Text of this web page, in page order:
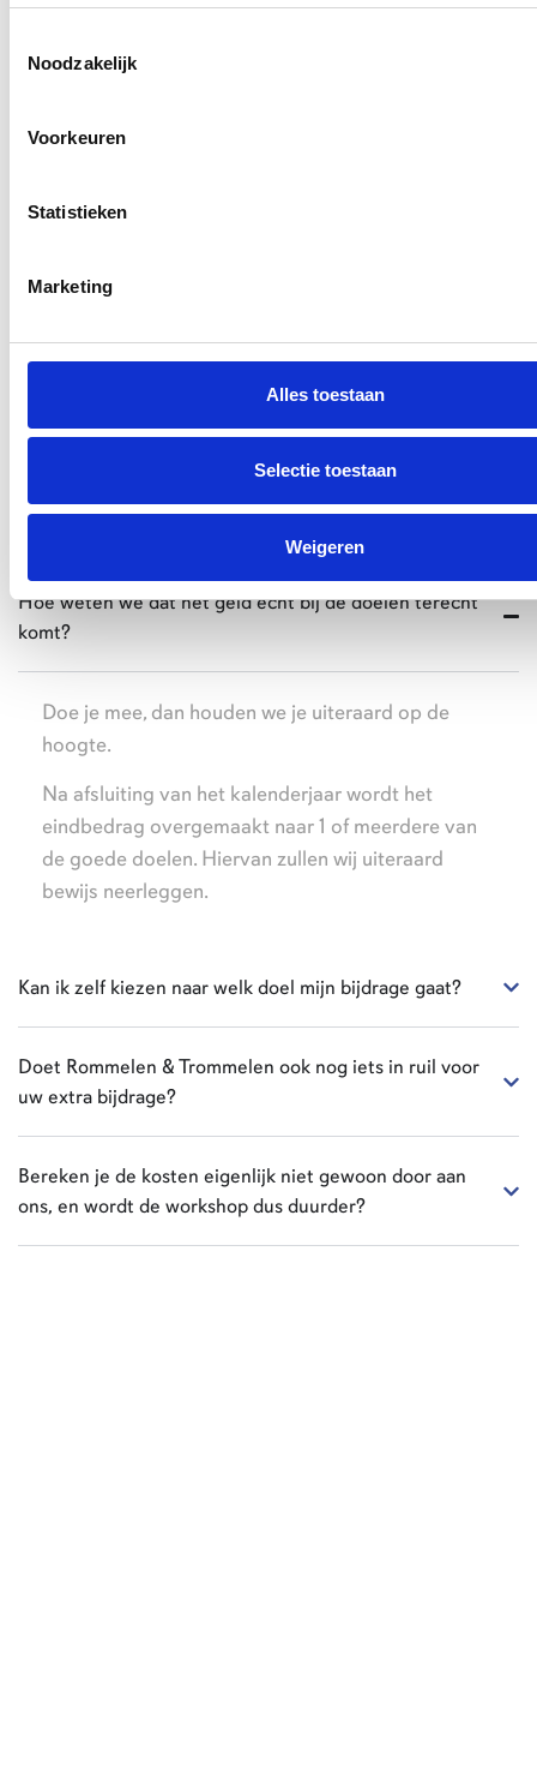
Noodzakelijk
Voorkeuren
Statistieken
Marketing
Alles toestaan
Selectie toestaan
Weigeren
Veel gestelde vragen
Hoe weten we dat het geld echt bij de doelen terecht
komt?
Doe je mee, dan houden we je uiteraard op de
hoogte.
Na afsluiting van het kalenderjaar wordt het
eindbedrag overgemaakt naar 1 of meerdere van
de goede doelen. Hiervan zullen wij uiteraard
bewijs neerleggen.
Kan ik zelf kiezen naar welk doel mijn bijdrage gaat?
Doet Rommelen & Trommelen ook nog iets in ruil voor
uw extra bijdrage?
Bereken je de kosten eigenlijk niet gewoon door aan
ons, en wordt de workshop dus duurder?